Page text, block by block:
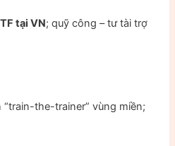
tại VN; quỹ công – tư tài trợ
the-trainer” vùng miền;